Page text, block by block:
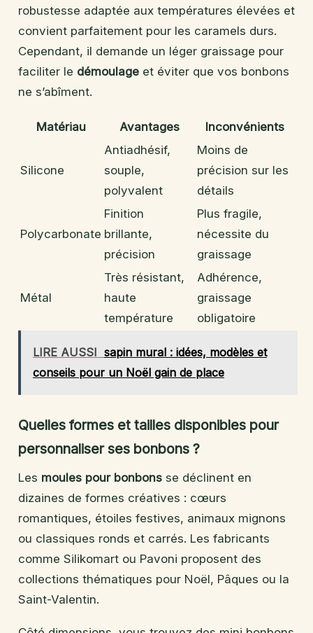
robustesse adaptée aux températures élevées et
convient parfaitement pour les caramels durs.
Cependant, il demande un léger graissage pour
faciliter le démoulage et éviter que vos bonbons
ne s’abîment.
Matériau Avantages Inconvénients
Silicone
Antiadhésif,
souple,
polyvalent
Moins de
précision sur les
détails
Polycarbonate
Finition
brillante,
précision
Plus fragile,
nécessite du
graissage
Métal
Très résistant,
haute
température
Adhérence,
graissage
obligatoire
LIRE AUSSI sapin mural : idées, modèles et
conseils pour un Noël gain de place
Quelles formes et tailles disponibles pour
personnaliser ses bonbons ?
Les moules pour bonbons se déclinent en
dizaines de formes créatives : cœurs
romantiques, étoiles festives, animaux mignons
ou classiques ronds et carrés. Les fabricants
comme Silikomart ou Pavoni proposent des
collections thématiques pour Noël, Pâques ou la
Saint-Valentin.